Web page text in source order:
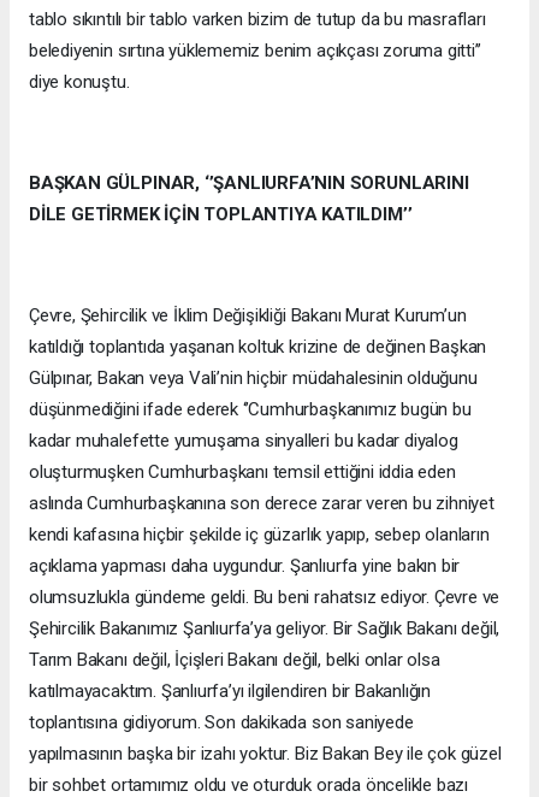
tablo sıkıntılı bir tablo varken bizim de tutup da bu masrafları
belediyenin sırtına yüklememiz benim açıkçası zoruma gitti’’
diye konuştu.
BAŞKAN GÜLPINAR, ‘’ŞANLIURFA’NIN SORUNLARINI
DİLE GETİRMEK İÇİN TOPLANTIYA KATILDIM’’
Çevre, Şehircilik ve İklim Değişikliği Bakanı Murat Kurum’un
katıldığı toplantıda yaşanan koltuk krizine de değinen Başkan
Gülpınar, Bakan veya Vali’nin hiçbir müdahalesinin olduğunu
düşünmediğini ifade ederek ‘’Cumhurbaşkanımız bugün bu
kadar muhalefette yumuşama sinyalleri bu kadar diyalog
oluşturmuşken Cumhurbaşkanı temsil ettiğini iddia eden
aslında Cumhurbaşkanına son derece zarar veren bu zihniyet
kendi kafasına hiçbir şekilde iç güzarlık yapıp, sebep olanların
açıklama yapması daha uygundur. Şanlıurfa yine bakın bir
olumsuzlukla gündeme geldi. Bu beni rahatsız ediyor. Çevre ve
Şehircilik Bakanımız Şanlıurfa’ya geliyor. Bir Sağlık Bakanı değil,
Tarım Bakanı değil, İçişleri Bakanı değil, belki onlar olsa
katılmayacaktım. Şanlıurfa’yı ilgilendiren bir Bakanlığın
toplantısına gidiyorum. Son dakikada son saniyede
yapılmasının başka bir izahı yoktur. Biz Bakan Bey ile çok güzel
bir sohbet ortamımız oldu ve oturduk orada öncelikle bazı